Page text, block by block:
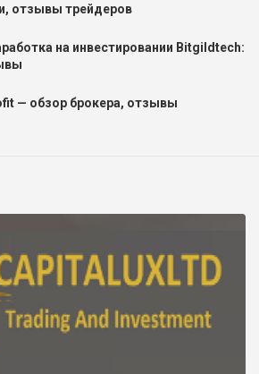
отзывы трейдеров
на инвестировании Bitgildtech:
— обзор брокера, отзывы